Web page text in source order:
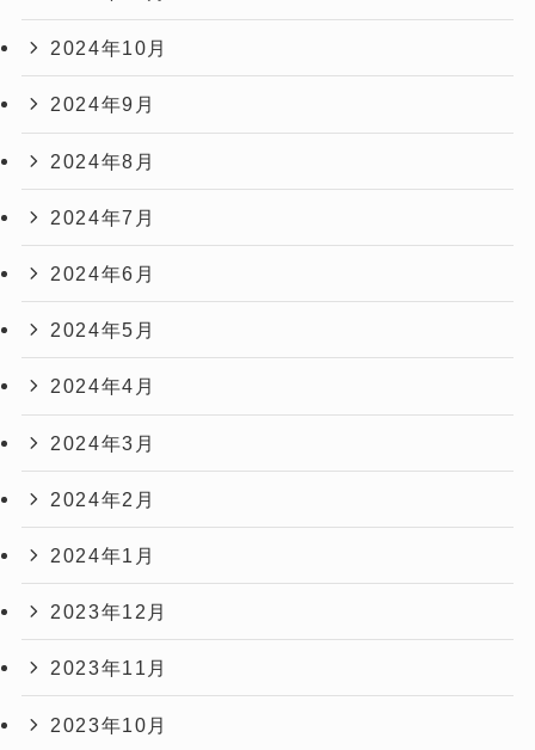
2024年10月
2024年9月
2024年8月
2024年7月
2024年6月
2024年5月
2024年4月
2024年3月
2024年2月
2024年1月
2023年12月
2023年11月
2023年10月